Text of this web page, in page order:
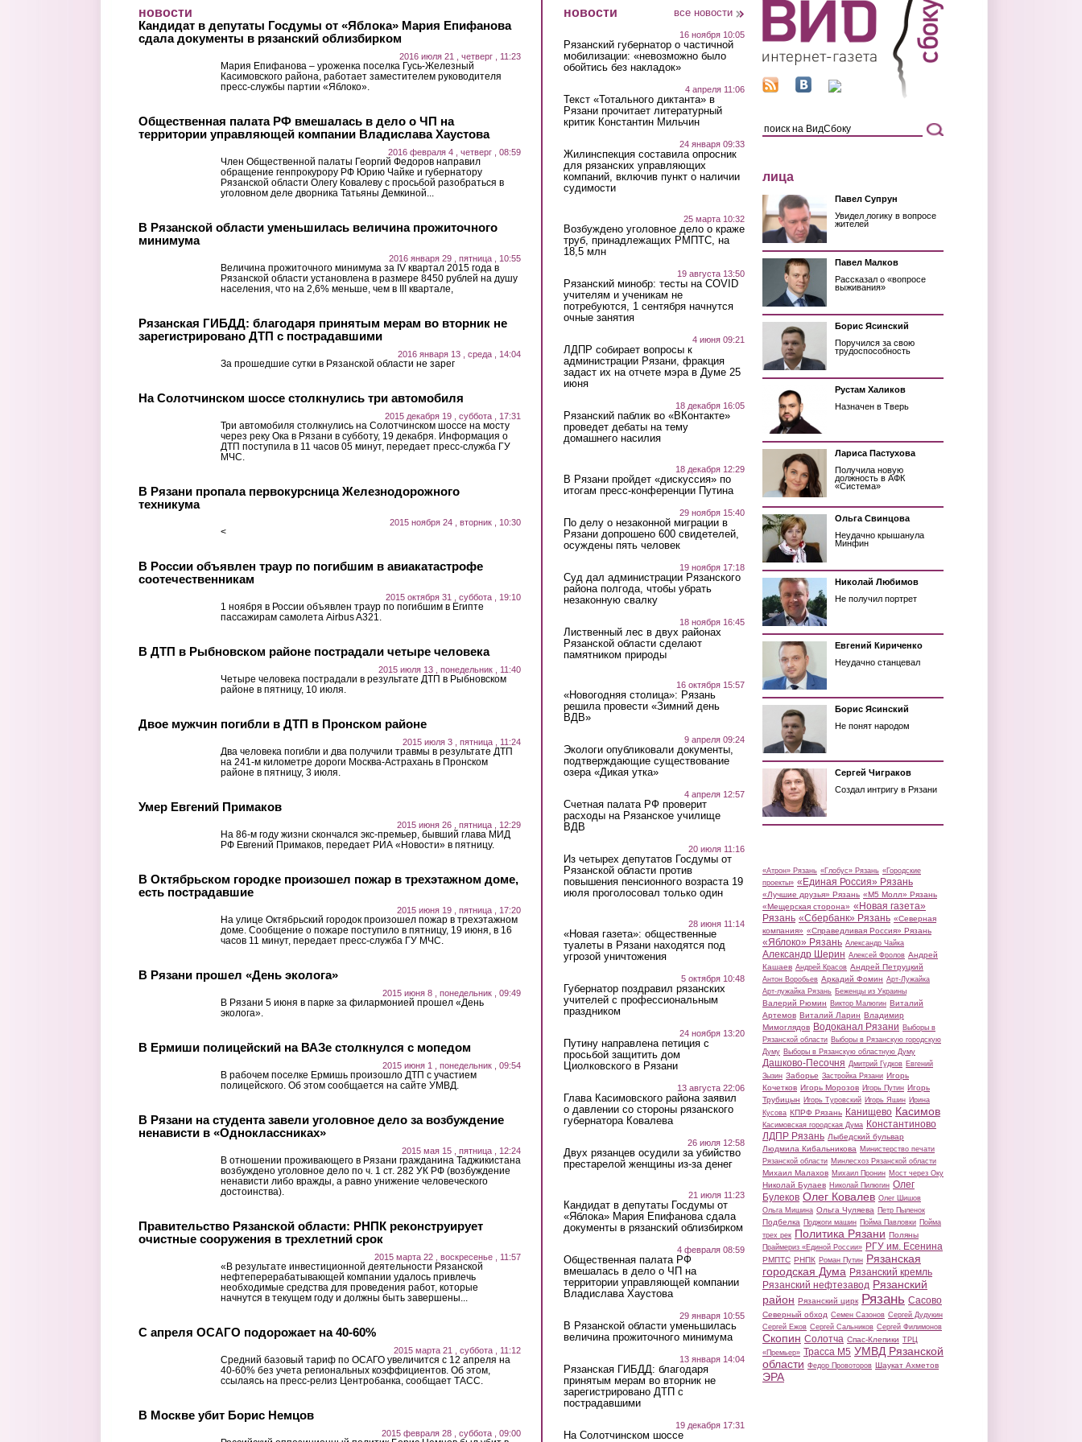
новости
Кандидат в депутаты Госдумы от «Яблока» Мария Епифанова
сдала документы в рязанский облизбирком
2016 июля 21 , четверг , 11:23
Мария Епифанова – уроженка поселка Гусь-Железный
Касимовского района, работает заместителем руководителя
пресс-службы партии «Яблоко».
Общественная палата РФ вмешалась в дело о ЧП на
территории управляющей компании Владислава Хаустова
2016 февраля 4 , четверг , 08:59
Член Общественной палаты Георгий Федоров направил
обращение генпрокурору РФ Юрию Чайке и губернатору
Рязанской области Олегу Ковалеву с просьбой разобраться в
уголовном деле дворника Татьяны Демкиной...
В Рязанской области уменьшилась величина прожиточного
минимума
2016 января 29 , пятница , 10:55
Величина прожиточного минимума за IV квартал 2015 года в
Рязанской области установлена в размере 8450 рублей на душу
населения, что на 2,6% меньше, чем в III квартале,
Рязанская ГИБДД: благодаря принятым мерам во вторник не
зарегистрировано ДТП с пострадавшими
2016 января 13 , среда , 14:04
За прошедшие сутки в Рязанской области не зарег
На Солотчинском шоссе столкнулись три автомобиля
2015 декабря 19 , суббота , 17:31
Три автомобиля столкнулись на Солотчинском шоссе на мосту
через реку Ока в Рязани в субботу, 19 декабря. Информация о
ДТП поступила в 11 часов 05 минут, передает пресс-служба ГУ
МЧС.
В Рязани пропала первокурсница Железнодорожного
техникума
2015 ноября 24 , вторник , 10:30
<
В России объявлен траур по погибшим в авиакатастрофе
соотечественникам
2015 октября 31 , суббота , 19:10
1 ноября в России объявлен траур по погибшим в Египте
пассажирам самолета Airbus A321.
В ДТП в Рыбновском районе пострадали четыре человека
2015 июля 13 , понедельник , 11:40
Четыре человека пострадали в результате ДТП в Рыбновском
районе в пятницу, 10 июля.
Двое мужчин погибли в ДТП в Пронском районе
2015 июля 3 , пятница , 11:24
Два человека погибли и два получили травмы в результате ДТП
на 241-м километре дороги Москва-Астрахань в Пронском
районе в пятницу, 3 июля.
Умер Евгений Примаков
2015 июня 26 , пятница , 12:29
На 86-м году жизни скончался экс-премьер, бывший глава МИД
РФ Евгений Примаков, передает РИА «Новости» в пятницу.
В Октябрьском городке произошел пожар в трехэтажном доме,
есть пострадавшие
2015 июня 19 , пятница , 17:20
На улице Октябрьский городок произошел пожар в трехэтажном
доме. Сообщение о пожаре поступило в пятницу, 19 июня, в 16
часов 11 минут, передает пресс-служба ГУ МЧС.
В Рязани прошел «День эколога»
2015 июня 8 , понедельник , 09:49
В Рязани 5 июня в парке за филармонией прошел «День
эколога».
В Ермиши полицейский на ВАЗе столкнулся с мопедом
2015 июня 1 , понедельник , 09:54
В рабочем поселке Ермишь произошло ДТП с участием
полицейского. Об этом сообщается на сайте УМВД.
В Рязани на студента завели уголовное дело за возбуждение
ненависти в «Одноклассниках»
2015 мая 15 , пятница , 12:24
В отношении проживающего в Рязани гражданина Таджикистана
возбуждено уголовное дело по ч. 1 ст. 282 УК РФ (возбуждение
ненависти либо вражды, а равно унижение человеческого
достоинства).
Правительство Рязанской области: РНПК реконструирует
очистные сооружения в трехлетний срок
2015 марта 22 , воскресенье , 11:57
«В результате инвестиционной деятельности Рязанской
нефтеперерабатывающей компании удалось привлечь
необходимые средства для проведения работ, которые
начнутся в текущем году и должны быть завершены...
С апреля ОСАГО подорожает на 40-60%
2015 марта 21 , суббота , 11:12
Средний базовый тариф по ОСАГО увеличится с 12 апреля на
40-60% без учета региональных коэффициентов. Об этом,
ссылаясь на пресс-релиз Центробанка, сообщает ТАСС.
В Москве убит Борис Немцов
2015 февраля 28 , суббота , 09:00
новости все новости
16 ноября 10:05
Рязанский губернатор о частичной
мобилизации: «невозможно было
обойтись без накладок»
4 апреля 11:06
Текст «Тотального диктанта» в
Рязани прочитает литературный
критик Константин Мильчин
24 января 09:33
Жилинспекция составила опросник
для рязанских управляющих
компаний, включив пункт о наличии
судимости
25 марта 10:32
Возбуждено уголовное дело о краже
труб, принадлежащих РМПТС, на
18,5 млн
19 августа 13:50
Рязанский минобр: тесты на COVID
учителям и ученикам не
потребуются, 1 сентября начнутся
очные занятия
4 июня 09:21
ЛДПР собирает вопросы к
администрации Рязани, фракция
задаст их на отчете мэра в Думе 25
июня
18 декабря 16:05
Рязанский паблик во «ВКонтакте»
проведет дебаты на тему
домашнего насилия
18 декабря 12:29
В Рязани пройдет «дискуссия» по
итогам пресс-конференции Путина
29 ноября 15:40
По делу о незаконной миграции в
Рязани допрошено 600 свидетелей,
осуждены пять человек
19 ноября 17:18
Суд дал администрации Рязанского
района полгода, чтобы убрать
незаконную свалку
18 ноября 16:45
Лиственный лес в двух районах
Рязанской области сделают
памятником природы
16 октября 15:57
«Новогодняя столица»: Рязань
решила провести «Зимний день
ВДВ»
9 апреля 09:24
Экологи опубликовали документы,
подтверждающие существование
озера «Дикая утка»
4 апреля 12:57
Счетная палата РФ проверит
расходы на Рязанское училище
ВДВ
20 июля 11:16
Из четырех депутатов Госдумы от
Рязанской области против
повышения пенсионного возраста 19
июля проголосовал только один
28 июня 11:14
«Новая газета»: общественные
туалеты в Рязани находятся под
угрозой уничтожения
5 октября 10:48
Губернатор поздравил рязанских
учителей с профессиональным
праздником
24 ноября 13:20
Путину направлена петиция с
просьбой защитить дом
Циолковского в Рязани
13 августа 22:06
Глава Касимовского района заявил
о давлении со стороны рязанского
губернатора Ковалева
26 июля 12:58
Двух рязанцев осудили за убийство
престарелой женщины из-за денег
21 июля 11:23
Кандидат в депутаты Госдумы от
«Яблока» Мария Епифанова сдала
документы в рязанский облизбирком
4 февраля 08:59
Общественная палата РФ
вмешалась в дело о ЧП на
территории управляющей компании
Владислава Хаустова
29 января 10:55
В Рязанской области уменьшилась
величина прожиточного минимума
13 января 14:04
Рязанская ГИБДД: благодаря
принятым мерам во вторник не
зарегистрировано ДТП с
пострадавшими
19 декабря 17:31
На Солотчинском шоссе
лица
Павел Супрун
Увидел логику в вопросе
жителей
Павел Малков
Рассказал о «вопросе
выживания»
Борис Ясинский
Поручился за свою
трудоспособность
Рустам Халиков
Назначен в Тверь
Лариса Пастухова
Получила новую
должность в АФК
«Система»
Ольга Свинцова
Неудачно крышанула
Минфин
Николай Любимов
Не получил портрет
Евгений Кириченко
Неудачно станцевал
Борис Ясинский
Не понят народом
Сергей Чиграков
Создал интригу в Рязани
«Атрон» Рязань «Глобус» Рязань «Городские
проекты» «Единая Россия» Рязань
«Лучшие друзья» Рязань «М5 Молл» Рязань
«Мещерская сторона» «Новая газета»
Рязань «Сбербанк» Рязань «Северная
компания» «Справедливая Россия» Рязань
«Яблоко» Рязань Александр Чайка
Александр Шерин Алексей Фролов Андрей
Кашаев Андрей Красов Андрей Петруцкий
Антон Воробьев Аркадий Фомин Арт-Лужайка
Арт-лужайка Рязань Беженцы из Украины
Валерий Рюмин Виктор Малюгин Виталий
Артемов Виталий Ларин Владимир
Мимоглядов Водоканал Рязани Выборы в
Рязанской области Выборы в Рязанскую городскую
Думу Выборы в Рязанскую областную Думу
Дашково-Песочня Дмитрий Гудков Евгений
Зызин Заборье Застройка Рязани Игорь
Кочетков Игорь Морозов Игорь Путин Игорь
Трубицын Игорь Туровский Игорь Яшин Ирина
Кусова КПРФ Рязань Канищево Касимов
Касимовская городская Дума Константиново
ЛДПР Рязань Лыбедский бульвар
Людмила Кибальникова Министерство печати
Рязанской области Минлесхоз Рязанской области
Михаил Малахов Михаил Пронин Мост через Оку
Николай Булаев Николай Пилюгин Олег
Булеков Олег Ковалев Олег Шишов
Ольга Мишина Ольга Чуляева Петр Пыленок
Подбелка Поджоги машин Пойма Павловки Пойма
трех рек Политика Рязани Поляны
Праймериз «Единой России» РГУ им. Есенина
РМПТС РНПК Роман Путин Рязанская
городская Дума Рязанский кремль
Рязанский нефтезавод Рязанский
район Рязанский цирк Рязань Сасово
Северный обход Семен Сазонов Сергей Дудукин
Сергей Ежов Сергей Сальников Сергей Филимонов
Скопин Солотча Спас-Клепики ТРЦ
«Премьер» Трасса М5 УМВД Рязанской
области Федор Провоторов Шаукат Ахметов
ЭРА